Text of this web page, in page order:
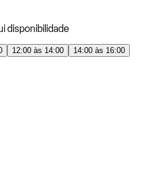
disponibilidade
12:00 às 14:00
14:00 às 16:00